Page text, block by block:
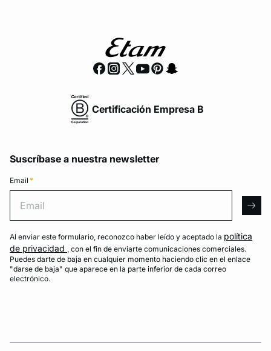
Certificación Empresa B
Suscríbase a nuestra newsletter
Email *
Al enviar este formulario, reconozco haber leído y aceptado la política
de privacidad , con el fin de enviarte comunicaciones comerciales.
Puedes darte de baja en cualquier momento haciendo clic en el enlace
"darse de baja" que aparece en la parte inferior de cada correo
electrónico.